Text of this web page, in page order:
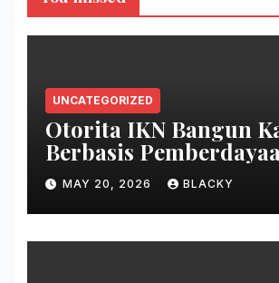
UNCATEGORIZED
Otorita IKN Bangun
Berbasis
MAY 20, 2026 BLACKY